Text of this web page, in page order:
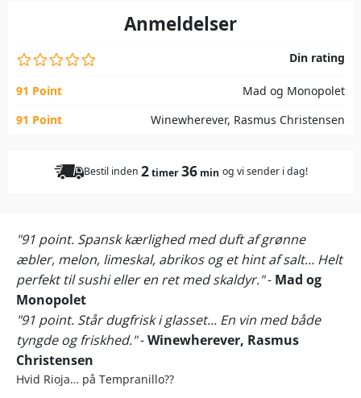
Anmeldelser
Din rating
91 Point
Mad og Monopolet
91 Point
Winewherever, Rasmus Christensen
Bestil inden 2timer36 min og vi sender i dag!
"91 point. Spansk kærlighed med duft af grønne
æbler, melon, limeskal, abrikos og et hint af salt... Helt
perfekt til sushi eller en ret med skaldyr."- Mad og
Monopolet
"91 point. Står dugfrisk i glasset... En vin med både
tyngde og friskhed."-Winewherever, Rasmus
Christensen
Hvid Rioja… på Tempranillo??